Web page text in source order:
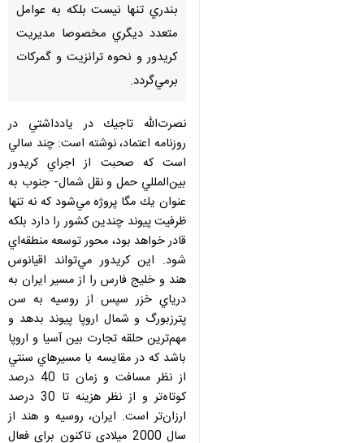
بندري تنها نيست بلكه به عوامل
متعدد ديگري مخصوصا مديريت
كريدور و نحوه ترانزيت و گمركات
برمي‌گردد.
نصرت‌الله تاجيك در يادداشتي در
روزنامه اعتماد، نوشته است: چند سالي
است كه صحبت از اجراي كريدور
بين‌المللي حمل و نقل شمال- جنوب‌‌ به
عنوان يك مگا پروژه مي‌شود كه نه تنها
ظرفيت پيوند چندين كشور را دارد بلكه
قادر خواهد بود، محور توسعه منطقه‌اي
شود. اين كريدور مي‌تواند اقيانوس
هند و خليج ‌فارس را از مسير ايران به
درياي خزر سپس از روسيه به سن‌
پترزبورگ و شمال اروپا پيوند بدهد و
مهم‌ترين حلقه تجارت بين آسيا و اروپا
باشد كه در مقايسه با مسيرهاي سنتي
از نظر مسافت و زمان تا 40 درصد
كوتاه‌تر و از نظر هزينه تا 30 درصد
ارزان‌تر است. ايران، روسيه و هند از
سال 2000 ميلادي تاكنون براي فعال